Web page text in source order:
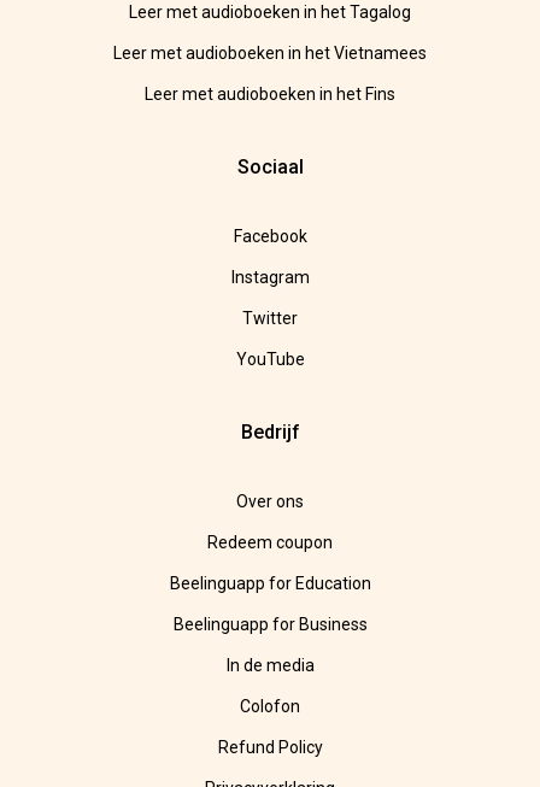
Leer met audioboeken in het Tagalog
Leer met audioboeken in het Vietnamees
Leer met audioboeken in het Fins
Sociaal
Facebook
Instagram
Twitter
YouTube
Bedrijf
Over ons
Redeem coupon
Beelinguapp for Education
Beelinguapp for Business
In de media
Colofon
Refund Policy